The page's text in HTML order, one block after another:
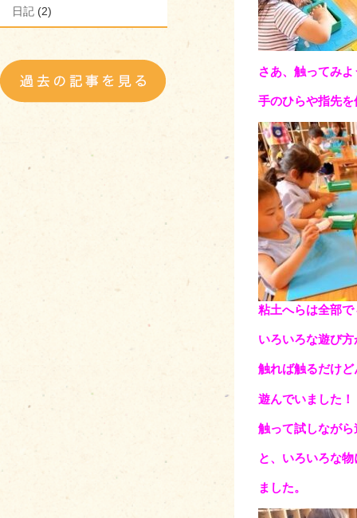
日記 (2)
さあ、触ってみよ
手のひらや指先
粘土へらは全部
いろいろな遊び
触れば触るだけ
遊んでいました！
触って試しなが
と、いろいろな
ました。